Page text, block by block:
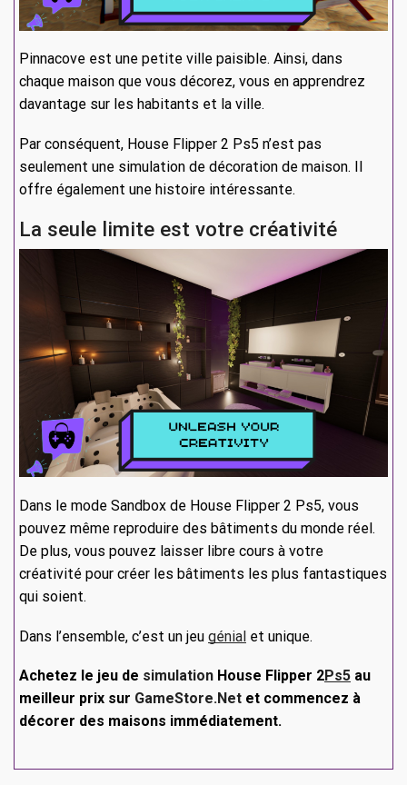
Pinnacove est une petite ville paisible. Ainsi, dans
chaque maison que vous décorez, vous en apprendrez
davantage sur les habitants et la ville.
Par conséquent, House Flipper 2 Ps5 n’est pas
seulement une simulation de décoration de maison. Il
offre également une histoire intéressante.
La seule limite est votre créativité
Dans le mode Sandbox de House Flipper 2 Ps5, vous
pouvez même reproduire des bâtiments du monde réel.
De plus, vous pouvez laisser libre cours à votre
créativité pour créer les bâtiments les plus fantastiques
qui soient.
Dans l’ensemble, c’est un jeu génial et unique.
Achetez le jeu de simulation House Flipper 2Ps5 au
meilleur prix sur GameStore.Net et commencez à
décorer des maisons immédiatement.